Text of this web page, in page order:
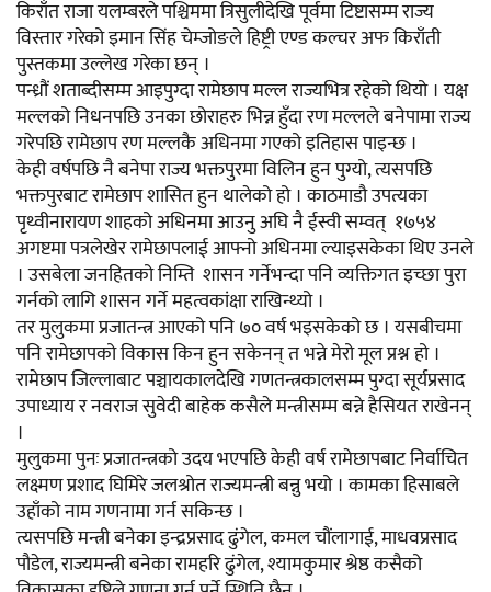
किराँत राजा यलम्बरले पश्चिममा त्रिसुलीदेखि पूर्वमा टिष्टासम्म राज्य
विस्तार गरेको इमान सिंह चेम्जोङले हिष्ट्री एण्ड कल्चर अफ किराँती
पुस्तकमा उल्लेख गरेका छन् ।
पन्ध्रौं शताब्दीसम्म आइपुग्दा रामेछाप मल्ल राज्यभित्र रहेको थियो । यक्ष
मल्लको निधनपछि उनका छोराहरु भिन्न हुँदा रण मल्लले बनेपामा राज्य
गरेपछि रामेछाप रण मल्लकै अधिनमा गएको इतिहास पाइन्छ ।
केही वर्षपछि नै बनेपा राज्य भक्तपुरमा विलिन हुन पुग्यो, त्यसपछि
भक्तपुरबाट रामेछाप शासित हुन थालेको हो । काठमाडौ उपत्यका
पृथ्वीनारायण शाहको अधिनमा आउनु अघि नै ईस्वी सम्वत् १७५४
अगष्टमा पत्रलेखेर रामेछापलाई आफ्नो अधिनमा ल्याइसकेका थिए उनले
। उसबेला जनहितको निम्ति शासन गर्नेभन्दा पनि व्यक्तिगत इच्छा पुरा
गर्नको लागि शासन गर्ने महत्वकांक्षा राखिन्थ्यो ।
तर मुलुकमा प्रजातन्त्र आएको पनि ७० वर्ष भइसकेको छ । यसबीचमा
पनि रामेछापको विकास किन हुन सकेनन् त भन्ने मेरो मूल प्रश्न हो ।
रामेछाप जिल्लाबाट पञ्चायकालदेखि गणतन्त्रकालसम्म पुग्दा सूर्यप्रसाद
उपाध्याय र नवराज सुवेदी बाहेक कसैले मन्त्रीसम्म बन्ने हैसियत राखेनन्
।
मुलुकमा पुनः प्रजातन्त्रको उदय भएपछि केही वर्ष रामेछापबाट निर्वाचित
लक्ष्मण प्रशाद घिमिरे जलश्रोत राज्यमन्त्री बन्नु भयो । कामका हिसाबले
उहाँको नाम गणनामा गर्न सकिन्छ ।
त्यसपछि मन्त्री बनेका इन्द्रप्रसाद ढुंगेल, कमल चौंलागाई, माधवप्रसाद
पौडेल, राज्यमन्त्री बनेका रामहरि ढुंगेल, श्यामकुमार श्रेष्ठ कसैको